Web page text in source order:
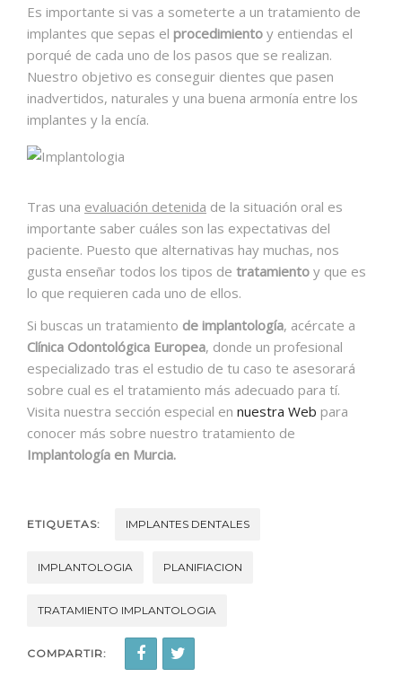
Es importante si vas a someterte a un tratamiento de
implantes que sepas el procedimiento y entiendas el
porqué de cada uno de los pasos que se realizan.
Nuestro objetivo es conseguir dientes que pasen
inadvertidos, naturales y una buena armonía entre los
implantes y la encía.
Tras una evaluación detenida de la situación oral es
importante saber cuáles son las expectativas del
paciente. Puesto que alternativas hay muchas, nos
gusta enseñar todos los tipos de tratamiento y que es
lo que requieren cada uno de ellos.
Si buscas un tratamiento de implantología, acércate a
Clínica Odontológica Europea, donde un profesional
especializado tras el estudio de tu caso te asesorará
sobre cual es el tratamiento más adecuado para tí.
Visita nuestra sección especial en nuestra Web para
conocer más sobre nuestro tratamiento de
Implantología en Murcia.
ETIQUETAS: IMPLANTES DENTALES
IMPLANTOLOGIA PLANIFIACION
TRATAMIENTO IMPLANTOLOGIA
COMPARTIR: